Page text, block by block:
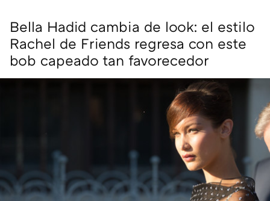
Bella Hadid cambia de look: el estilo
Rachel de Friends regresa con este
bob capeado tan favorecedor